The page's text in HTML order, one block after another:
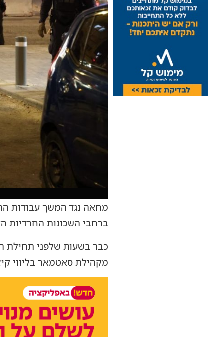
מחאה נגד המשך עבודות
ברחבי השכונות החרדיות
כבר בשעות שלפני תחילת
מקהילת סאטמאר בליווי